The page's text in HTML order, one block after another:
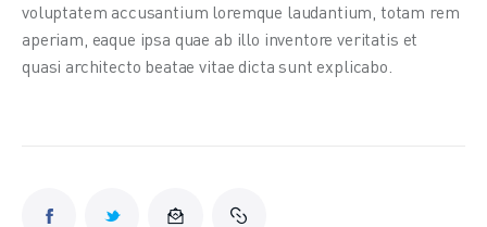
voluptatem accusantium loremque laudantium, totam rem
aperiam, eaque ipsa quae ab illo inventore veritatis et
quasi architecto beatae vitae dicta sunt explicabo.